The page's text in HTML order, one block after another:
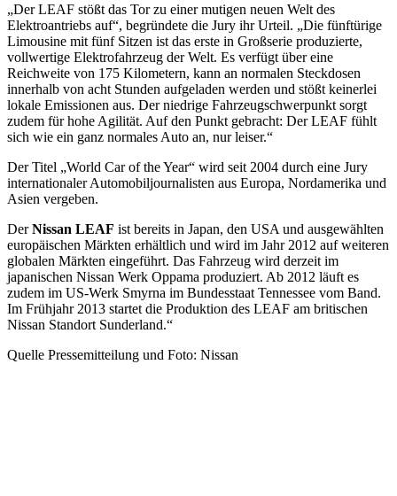
„Der LEAF stößt das Tor zu einer mutigen neuen Welt des
Elektroantriebs auf“, begründete die Jury ihr Urteil. „Die fünftürige
Limousine mit fünf Sitzen ist das erste in Großserie produzierte,
vollwertige Elektrofahrzeug der Welt. Es verfügt über eine
Reichweite von 175 Kilometern, kann an normalen Steckdosen
innerhalb von acht Stunden aufgeladen werden und stößt keinerlei
lokale Emissionen aus. Der niedrige Fahrzeugschwerpunkt sorgt
zudem für hohe Agilität. Auf den Punkt gebracht: Der LEAF fühlt
sich wie ein ganz normales Auto an, nur leiser.“
Der Titel „World Car of the Year“ wird seit 2004 durch eine Jury
internationaler Automobiljournalisten aus Europa, Nordamerika und
Asien vergeben.
DerNissan LEAF ist bereits in Japan, den USA und ausgewählten
europäischen Märkten erhältlich und wird im Jahr 2012 auf weiteren
globalen Märkten eingeführt. Das Fahrzeug wird derzeit im
japanischen Nissan Werk Oppama produziert. Ab 2012 läuft es
zudem im US-Werk Smyrna im Bundesstaat Tennessee vom Band.
Im Frühjahr 2013 startet die Produktion des LEAF am britischen
Nissan Standort Sunderland.“
Quelle Pressemitteilung und Foto: Nissan